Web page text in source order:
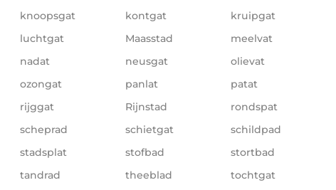
knoopsgat kontgat kruipgat
luchtgat Maasstad meelvat
nadat neusgat olievat
ozongat panlat patat
rijggat Rijnstad rondspat
scheprad schietgat schildpad
stadsplat stofbad stortbad
tandrad theeblad tochtgat